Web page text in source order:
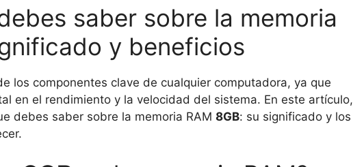
saber sobre la memoria
y beneficios
los componentes clave de cualquier computadora, ya que
en el rendimiento y la velocidad del sistema. En este artículo,
debes saber sobre la memoria RAM 8GB: su significado y los